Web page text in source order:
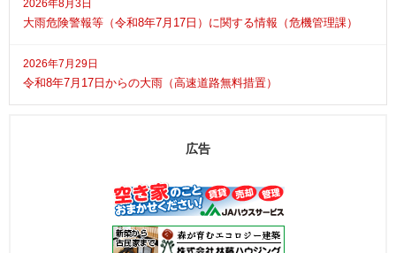
2026年8月3日
大雨危険警報等（令和8年7月17日）に関する情報（危機管理課）
2026年7月29日
令和8年7月17日からの大雨（高速道路無料措置）
広告